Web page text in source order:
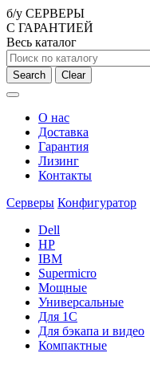
б/у СЕРВЕРЫ
С ГАРАНТИЕЙ
Весь каталог
Search Clear
О нас
Доставка
Гарантия
Лизинг
Контакты
Серверы Конфигуратор
Dell
HP
IBM
Supermicro
Мощные
Универсальные
Для 1С
Для бэкапа и видео
Компактные